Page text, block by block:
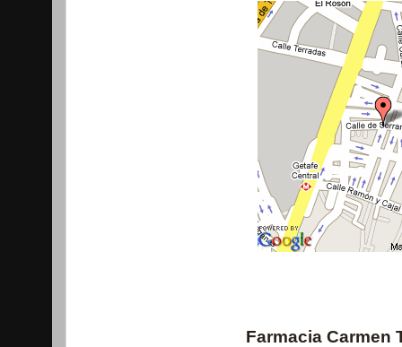
Farmacia Carmen